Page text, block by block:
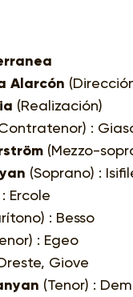
Alarcón
(Realización)
:
(Mezzo-
(Soprano) :
: Ercole
: Besso
: Egeo
Giove
(Tenor) :